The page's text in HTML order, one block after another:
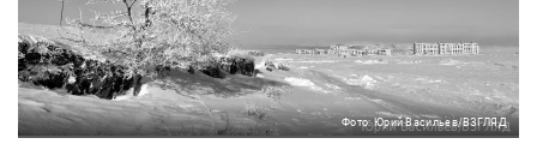
Фото: Юрий Васильев/ВЗГЛЯД